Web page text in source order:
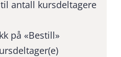
antall kursdeltagere
på «Bestill»